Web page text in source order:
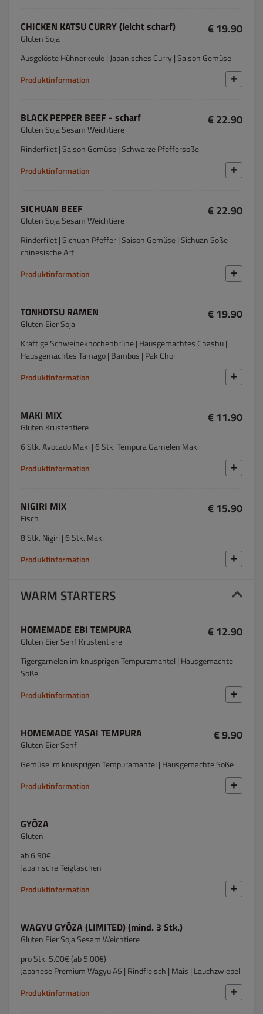
CHICKEN KATSU CURRY (leicht scharf)
Gluten Soja
€ 19.90
Ausgelöste Hühnerkeule | Japanisches Curry | Saison Gemüse
Produktinformation
BLACK PEPPER BEEF - scharf
Gluten Soja Sesam Weichtiere
€ 22.90
Rinderfilet | Saison Gemüse | Schwarze Pfeffersoße
Produktinformation
SICHUAN BEEF
Gluten Soja Sesam Weichtiere
€ 22.90
Rinderfilet | Sichuan Pfeffer | Saison Gemüse | Sichuan Soße
chinesische Art
Produktinformation
TONKOTSU RAMEN
Gluten Eier Soja
€ 19.90
Kräftige Schweineknochenbrühe | Hausgemachtes Chashu |
Hausgemachtes Tamago | Bambus | Pak Choi
Produktinformation
MAKI MIX
Gluten Krustentiere
€ 11.90
6 Stk. Avocado Maki | 6 Stk. Tempura Garnelen Maki
Produktinformation
NIGIRI MIX
Fisch
€ 15.90
8 Stk. Nigiri | 6 Stk. Maki
Produktinformation
WARM STARTERS
HOMEMADE EBI TEMPURA
Gluten Eier Senf Krustentiere
€ 12.90
Tigergarnelen im knusprigen Tempuramantel | Hausgemachte
Soße
Produktinformation
HOMEMADE YASAI TEMPURA
Gluten Eier Senf
€ 9.90
Gemüse im knusprigen Tempuramantel | Hausgemachte Soße
Produktinformation
GYŌZA
Gluten
ab 6.90€
Japanische Teigtaschen
Produktinformation
WAGYU GYŌZA (LIMITED) (mind. 3 Stk.)
Gluten Eier Soja Sesam Weichtiere
pro Stk. 5.00€ (ab 5.00€)
Japanese Premium Wagyu A5 | Rindfleisch | Mais | Lauchzwiebel
Produktinformation